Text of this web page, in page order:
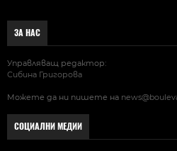
ЗА НАС
Управляващ редактор:
Сибина Григорова
Можете да ни пишете на
СОЦИАЛНИ МЕДИИ